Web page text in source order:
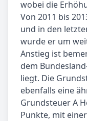
wobei die
Von 2011 bis
und in den
wurde er um
Anstieg ist
dem
liegt. Die
ebenfalls eine
Grundsteuer A
Punkte, mit